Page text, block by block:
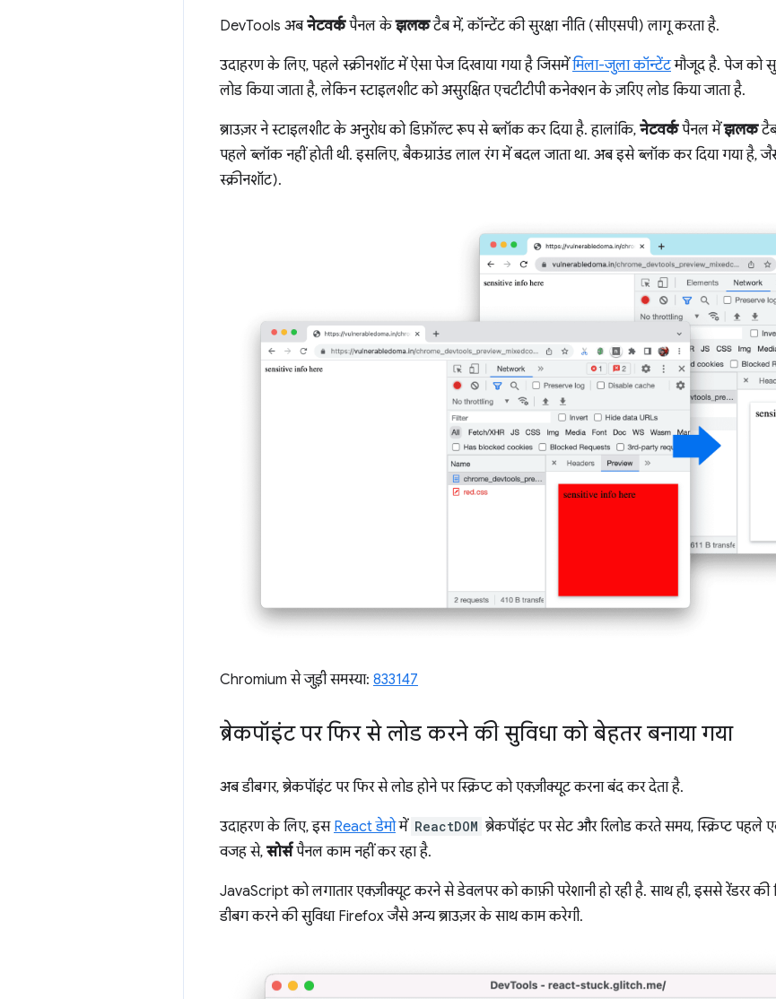
DevTools अबनेटवर्कपैनल केझलकटैब में, कॉन्टेंट की सुरक्षा नीति (सीएसपी) लागू करता है.
उदाहरण के लिए, पहले स्क्रीनशॉट में ऐसा पेज दिखाया गया है जिसमेंमिला-जुला कॉन्टेंटमौजूद है. पेज को
लोड किया जाता है, लेकिन स्टाइलशीट को असुरक्षित एचटीटीपी कनेक्शन के ज़रिए लोड किया जाता है.
ब्राउज़र ने स्टाइलशीट के अनुरोध को डिफ़ॉल्ट रूप से ब्लॉक कर दिया है. हालांकि, नेटवर्कपैनल मेंझलक
पहले ब्लॉक नहीं होती थी. इसलिए, बैकग्राउंड लाल रंग में बदल जाता था. अब इसे ब्लॉक कर दिया गया है,
स्क्रीनशॉट).
Chromium से जुड़ी समस्या: 833147
ब्रेकपॉइंट पर फिर से लोड करने की सुविधा को बेहतर बनाया गया
अब डीबगर, ब्रेकपॉइंट पर फिर से लोड होने पर स्क्रिप्ट को एक्ज़ीक्यूट करना बंद कर देता है.
उदाहरण के लिए, इस React डेमोमें ReactDOM ब्रेकपॉइंट पर सेट और रिलोड करते समय, स्क्रिप्ट
वजह से, सोर्सपैनल काम नहीं कर रहा है.
JavaScript को लगातार एक्ज़ीक्यूट करने से डेवलपर को काफ़ी परेशानी हो रही है. साथ ही, इससे रेंडरर
डीबग करने की सुविधा Firefox जैसे अन्य ब्राउज़र के साथ काम करेगी.